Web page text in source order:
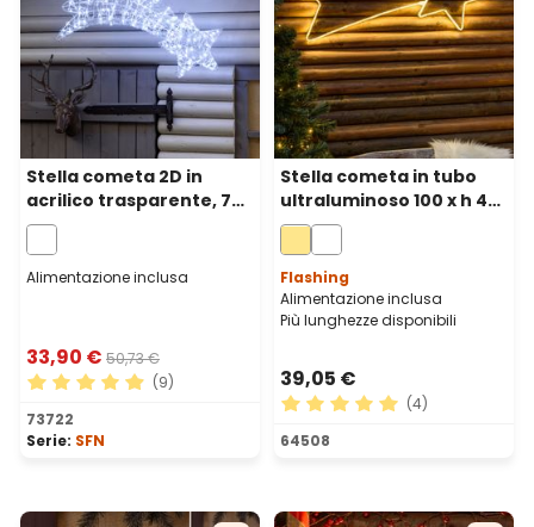
Stella cometa 2D in
acrilico trasparente, 75
cm, 140 gocce led bianco
freddo
Alimentazione inclusa
33,90 € 50,73 €
Valutazione media di 4.89 su 5 stelle
(9)
73722
Serie: SFN
Stella cometa in tubo
ultraluminoso 100 x h 40
cm, 288 led bianco caldo
Flashing
Alimentazione inclusa
Più lunghezze disponibili
39,05 €
Valutazione media di 5 su
(4)
64508